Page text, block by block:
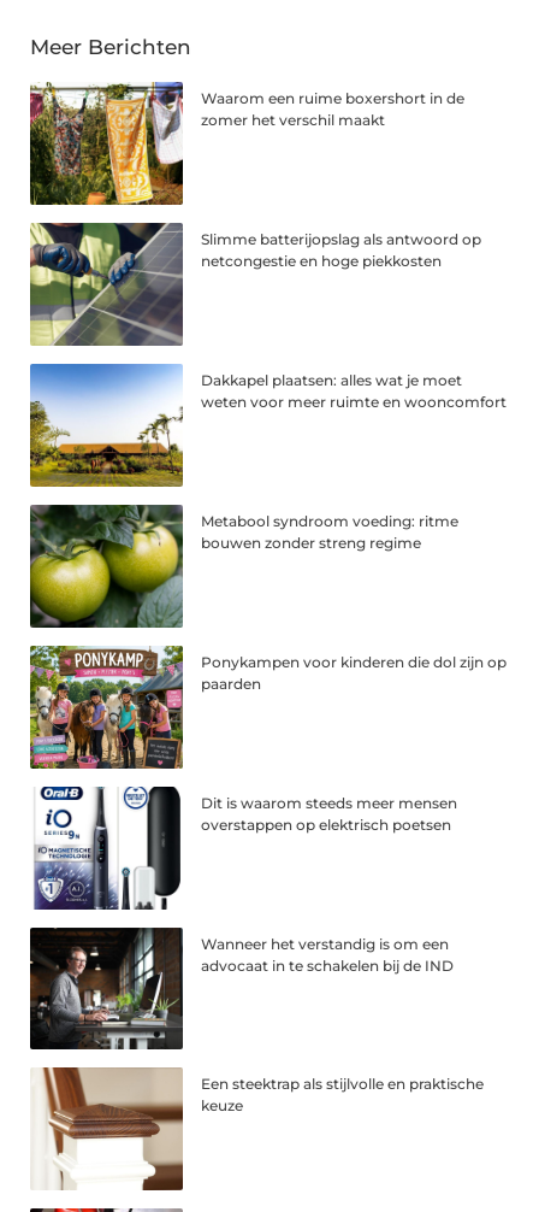
Meer Berichten
Waarom een ruime boxershort in de
zomer het verschil maakt
Slimme batterijopslag als antwoord op
netcongestie en hoge piekkosten
Dakkapel plaatsen: alles wat je moet
weten voor meer ruimte en wooncomfort
Metabool syndroom voeding: ritme
bouwen zonder streng regime
Ponykampen voor kinderen die dol zijn op
paarden
Dit is waarom steeds meer mensen
overstappen op elektrisch poetsen
Wanneer het verstandig is om een
advocaat in te schakelen bij de IND
Een steektrap als stijlvolle en praktische
keuze